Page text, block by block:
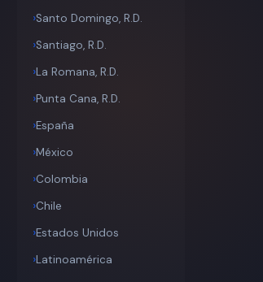
Santo Domingo, R.D.
Santiago, R.D.
La Romana, R.D.
Punta Cana, R.D.
España
México
Colombia
Chile
Estados Unidos
Latinoamérica